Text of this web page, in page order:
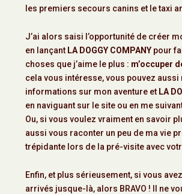
les premiers secours canins et le taxi
J’ai alors saisi l’opportunité de créer
en lançant LA DOGGY COMPANY pour
choses que j’aime le plus : m’occuper
cela vous intéresse, vous pouvez
informations sur mon aventure et LA
en naviguant sur le site ou en me
Ou, si vous voulez vraiment en savoir
aussi vous raconter un peu de ma vie
trépidante lors de la pré-visite avec
Enfin, et plus sérieusement, si vous
arrivés jusque-là, alors BRAVO ! Il ne